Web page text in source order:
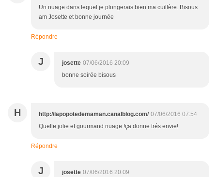
Un nuage dans lequel je plongerais bien ma cuillère. Bisous
am Josette et bonne journée
Répondre
J josette 07/06/2016 20:09
bonne soirée bisous
H http://lapopotedemaman.canalblog.com/ 07/06/2016 07:54
Quelle jolie et gourmand nuage !ça donne trés envie!
Répondre
J josette 07/06/2016 20:09